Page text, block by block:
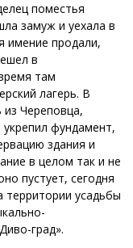
поместья
замуж и уехала в
имение продали,
в
там
лагерь. В
из Череповца,
фундамент,
здания и
в целом так и не
пустует, сегодня
территории усадьбы
град».